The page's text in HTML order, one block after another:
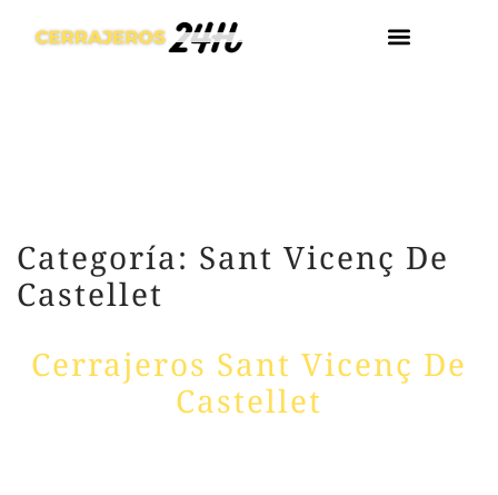
Categoría: Sant Vicenç De
Castellet
Cerrajeros Sant Vicenç De
Castellet